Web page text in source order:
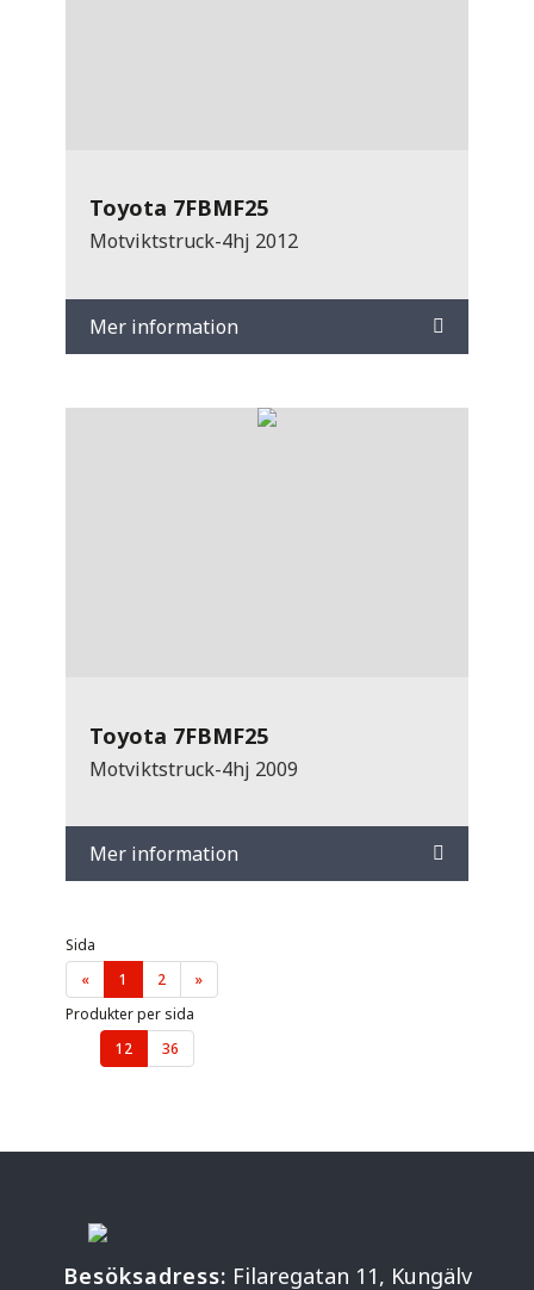
Toyota 7FBMF25
Motviktstruck-4hj 2012
Mer information
Toyota 7FBMF25
Motviktstruck-4hj 2009
Mer information
Sida
«
1 2
»
Produkter per sida
12
36
Besöksadress: Filaregatan 11, Kungälv